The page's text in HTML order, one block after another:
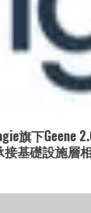
旗下Geene
基礎設施層